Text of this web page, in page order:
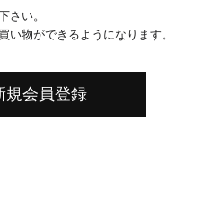
さい。
い物ができるようになります。